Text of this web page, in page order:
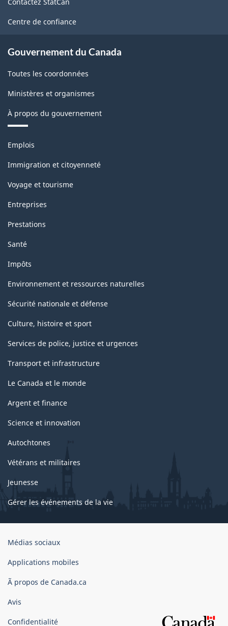
ce
site
Centre de confiance
Gouvernement du Canada
Toutes les coordonnées
Ministères et organismes
À propos du gouvernement
Thèmes
sujets
Emplois
Immigration et citoyenneté
Voyage et tourisme
Entreprises
Prestations
Santé
Impôts
Environnement et ressources naturelles
Sécurité nationale et défense
Culture, histoire et sport
Services de police, justice et urgences
Transport et infrastructure
Le Canada et le monde
Argent et finance
Science et innovation
Autochtones
Vétérans et militaires
Jeunesse
Gérer les événements de la vie
Organisation
gouvernement
Canada
Médias sociaux
Applications mobiles
Ã propos de Canada.ca
Avis
Confidentialité